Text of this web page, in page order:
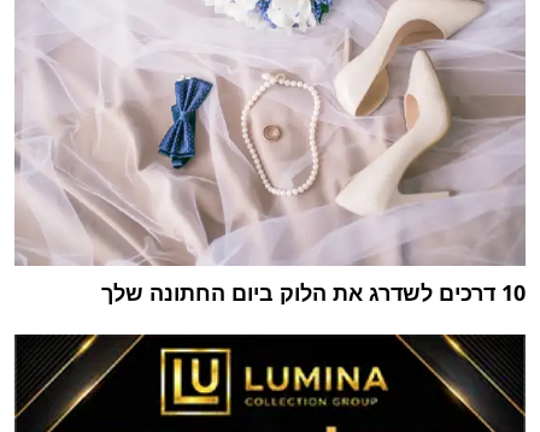
10 דרכים לשדרג את הלוק ביום החתונה שלך